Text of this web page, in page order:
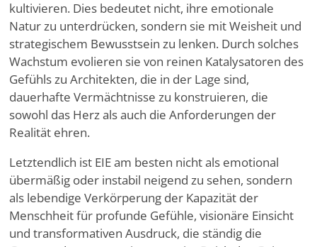
kultivieren. Dies bedeutet nicht, ihre emotionale
Natur zu unterdrücken, sondern sie mit Weisheit und
strategischem Bewusstsein zu lenken. Durch solches
Wachstum evolieren sie von reinen Katalysatoren des
Gefühls zu Architekten, die in der Lage sind,
dauerhafte Vermächtnisse zu konstruieren, die
sowohl das Herz als auch die Anforderungen der
Realität ehren.
Letztendlich ist EIE am besten nicht als emotional
übermäßig oder instabil neigend zu sehen, sondern
als lebendige Verkörperung der Kapazität der
Menschheit für profunde Gefühle, visionäre Einsicht
und transformativen Ausdruck, die ständig die